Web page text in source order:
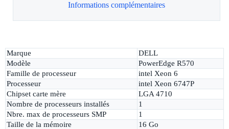
Informations complémentaires
Marque
DELL
Modèle
PowerEdge R570
Famille de processeur
intel Xeon 6
Processeur
intel Xeon 6747P
Chipset carte mère
LGA 4710
Nombre de processeurs installés
1
Nbre. max de processeurs SMP
1
Taille de la mémoire
16 Go